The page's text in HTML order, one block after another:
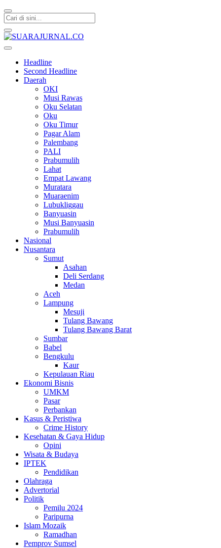
Headline
Second Headline
Daerah
OKI
Musi Rawas
Oku Selatan
Oku
Oku Timur
Pagar Alam
Palembang
PALI
Prabumulih
Lahat
Empat Lawang
Muratara
Muaraenim
Lubukliggau
Banyuasin
Musi Banyuasin
Prabumulih
Nasional
Nusantara
Sumut
Asahan
Deli Serdang
Medan
Aceh
Lampung
Mesuji
Tulang Bawang
Tulang Bawang Barat
Sumbar
Babel
Bengkulu
Kaur
Kepulauan Riau
Ekonomi Bisnis
UMKM
Pasar
Perbankan
Kasus & Peristiwa
Crime History
Kesehatan & Gaya Hidup
Opini
Wisata & Budaya
IPTEK
Pendidikan
Olahraga
Advertorial
Politik
Pemilu 2024
Paripurna
Islam Mozaik
Ramadhan
Pemprov Sumsel